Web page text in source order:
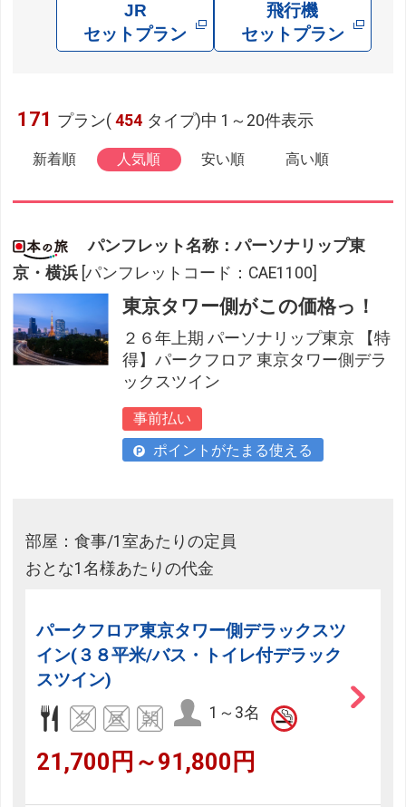
JR
セットプラン
飛行機
セットプラン
171 プラン( 454 タイプ)中 1～20件表示
新着順 人気順 安い順 高い順
パンフレット名称：パーソナリップ東
京・横浜 [パンフレットコード：CAE1100]
東京タワー側がこの価格っ！
２６年上期 パーソナリップ東京 【特
得】パークフロア 東京タワー側デラ
ックスツイン
事前払い
ポイントがたまる使える
部屋：食事/1室あたりの定員
おとな1名様あたりの代金
パークフロア東京タワー側デラックスツ
イン(３８平米/バス・トイレ付デラック
スツイン)
1～3名
21,700円～91,800円